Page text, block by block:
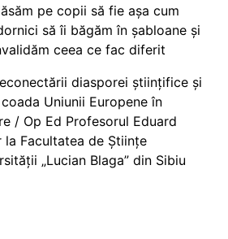
pe copii să fie așa cum
să îi băgăm în șabloane și
ceea ce fac diferit
diasporei științifice și
Uniunii Europene în
/ Op Ed Profesorul Eduard
Facultatea de Științe
„Lucian Blaga” din Sibiu